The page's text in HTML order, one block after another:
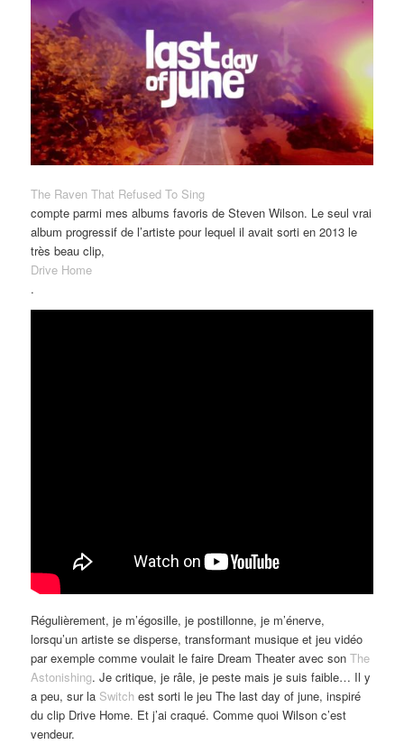
The Raven That Refused To Sing
compte parmi mes albums favoris de Steven Wilson. Le seul vrai
album progressif de l’artiste pour lequel il avait sorti en 2013 le
très beau clip,
Drive Home
.
Régulièrement, je m’égosille, je postillonne, je m’énerve,
lorsqu’un artiste se disperse, transformant musique et jeu vidéo
par exemple comme voulait le faire Dream Theater avec sonThe
Astonishing. Je critique, je râle, je peste mais je suis faible… Il y
a peu, sur la Switch est sorti le jeu The last day of june, inspiré
du clip Drive Home. Et j’ai craqué. Comme quoi Wilson c’est
vendeur.